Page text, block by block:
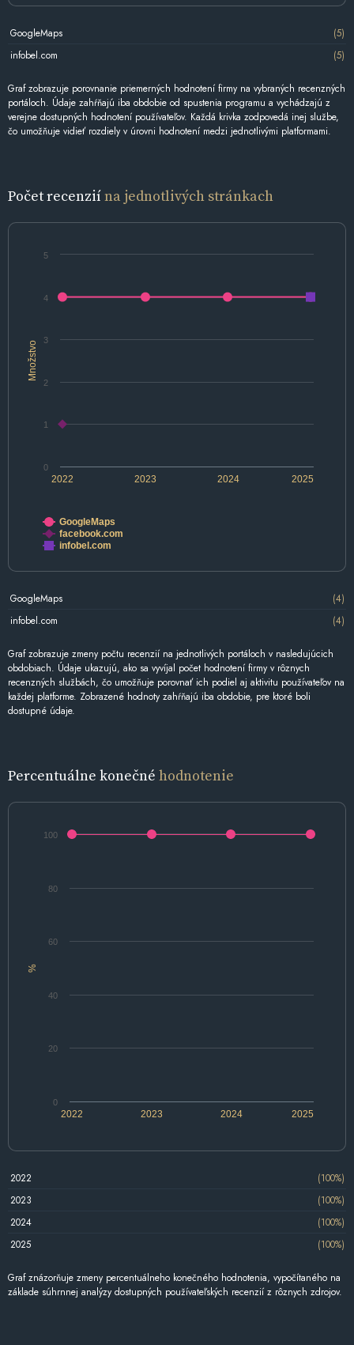
GoogleMaps
(5)
infobel.com
(5)
Graf zobrazuje porovnanie priemerných hodnotení firmy na vybraných recenzných
portáloch. Údaje zahŕňajú iba obdobie od spustenia programu a vychádzajú z
verejne dostupných hodnotení používateľov. Každá krivka zodpovedá inej službe,
čo umožňuje vidieť rozdiely v úrovni hodnotení medzi jednotlivými platformami.
Počet recenziína jednotlivých stránkach
Množstvo
2022 2024
2023 2025
0
1
2
3
4
5
GoogleMaps
facebook.com
infobel.com
GoogleMaps
(4)
infobel.com
(4)
Graf zobrazuje zmeny počtu recenzií na jednotlivých portáloch v nasledujúcich
obdobiach. Údaje ukazujú, ako sa vyvíjal počet hodnotení firmy v rôznych
recenzných službách, čo umožňuje porovnať ich podiel aj aktivitu používateľov na
každej platforme. Zobrazené hodnoty zahŕňajú iba obdobie, pre ktoré boli
dostupné údaje.
Percentuálne konečné hodnotenie
%
2022 2024
2023 2025
0
20
40
60
80
100
2022
(100%)
2023
(100%)
2024
(100%)
2025
(100%)
Graf znázorňuje zmeny percentuálneho konečného hodnotenia, vypočítaného na
základe súhrnnej analýzy dostupných používateľských recenzií z rôznych zdrojov.